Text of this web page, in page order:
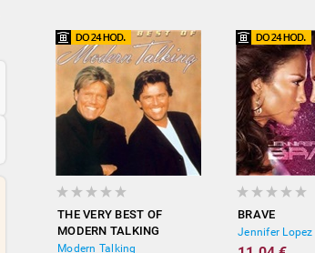
THE VERY BEST OF
MODERN TALKING
Modern Talking
BRAVE
Jennifer Lopez